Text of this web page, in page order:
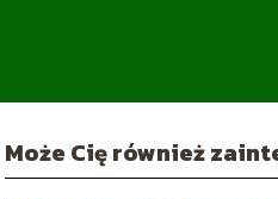
Może Cię również